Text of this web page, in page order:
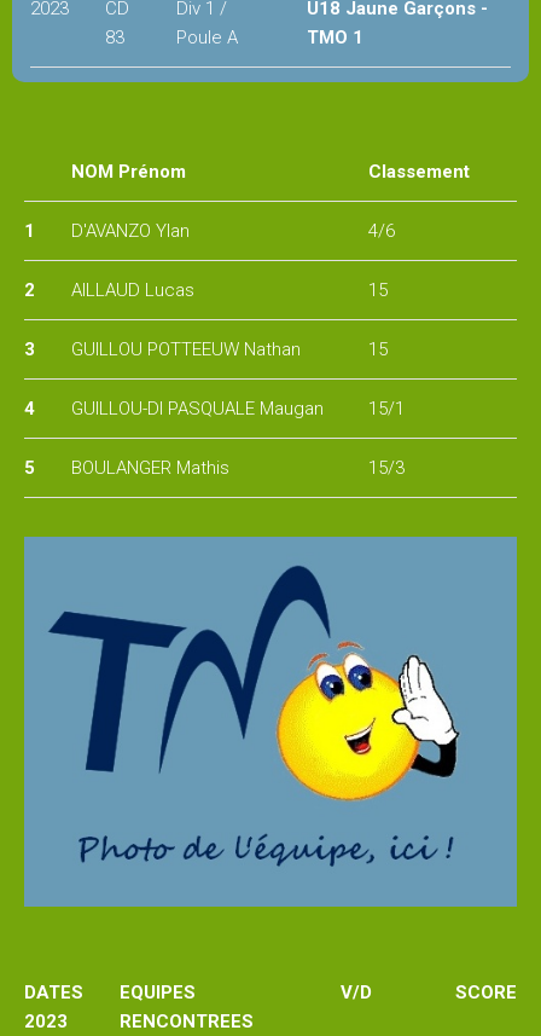
Administration
club
Partenaires
TMO
CLUB
Snack
Service
cordage
et
Les
2023
CD
83
Div 1 /
Poule A
U18 Jaune Garçons -
TMO 1
NOM Prénom Classement
1 D'AVANZO Ylan 4/6
2 AILLAUD Lucas 15
3 GUILLOU POTTEEUW Nathan 15
4 GUILLOU-DI PASQUALE Maugan 15/1
5 BOULANGER Mathis 15/3
DATES
2023
EQUIPES
RENCONTREES
V/D SCORE